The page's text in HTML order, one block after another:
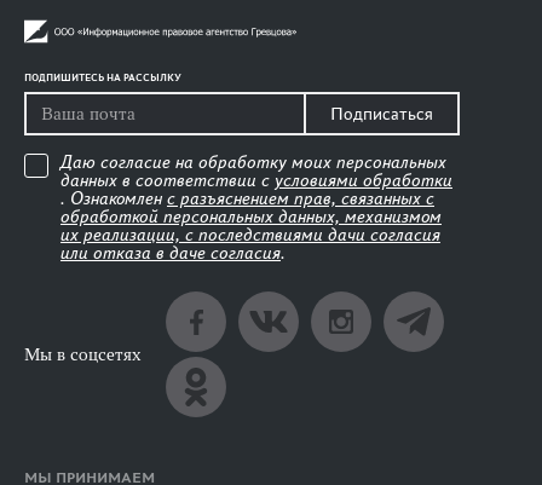
ПОДПИШИТЕСЬ НА РАССЫЛКУ
Подписаться
Даю согласие на обработку моих персональных
данных в соответствии с условиями обработки
. Ознакомлен с разъяснением прав, связанных с
обработкой персональных данных, механизмом
их реализации, с последствиями дачи согласия
или отказа в даче согласия.
Мы в соцсетях
МЫ ПРИНИМАЕМ